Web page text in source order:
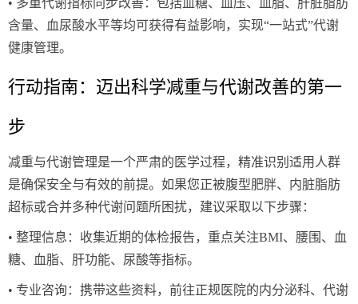
• 多重代谢指标同步改善：包括血糖、血压、血脂、肝脏脂肪
含量、血尿酸水平等均可获得有益影响，实现“一站式”代谢
健康管理。
行动指南：迈出科学减重与代谢改善的第一
步
减重与代谢管理是一个严肃的医学过程，精准识别适用人群
是确保安全与有效的前提。如果您正被腹型肥胖、内脏脂肪
超标或合并多种代谢问题所困扰，建议采取以下步骤：
• 整理信息：收集近期的体检报告，重点关注BMI、腰围、血
糖、血脂、肝功能、尿酸等指标。
• 专业咨询：携带这些资料，前往正规医院的内分泌科、代谢